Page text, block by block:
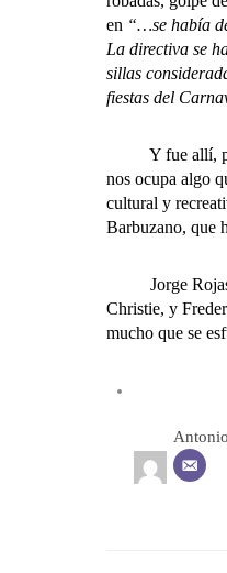
en “…se había
La directiva se
sillas
fiestas del
Y fue allí,
nos ocupa algo
cultural y
Barbuzano, que
Jorge Rojas
Christie, y
mucho que se